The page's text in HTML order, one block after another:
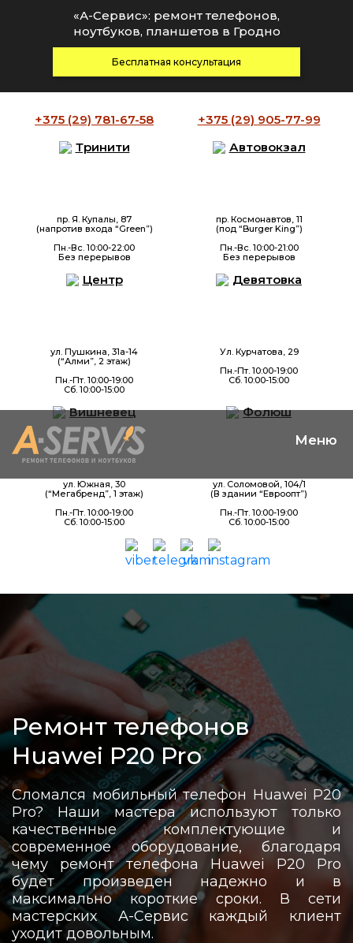
+375 (29) 781-67-58 +375 (29) 905-77-99
Тринити
пр. Я. Купалы, 87
(напротив входа “Green”)
Пн.-Вс. 10:00-22:00
Без перерывов
Автовокзал
пр. Космонавтов, 11
(под “Burger King”)
Пн.-Вс. 10:00-21:00
Без перерывов
Центр
ул. Пушкина, 31а-14
(“Алми”, 2 этаж)
Пн.-Пт. 10:00-19:00
Сб. 10:00-15:00
Девятовка
Ул. Курчатова, 29
Пн.-Пт. 10:00-19:00
Сб. 10:00-15:00
Вишневец
ул. Южная, 30
(“Мегабренд”, 1 этаж)
Пн.-Пт. 10:00-19:00
Сб. 10:00-15:00
Фолюш
ул. Соломовой, 104/1
(В здании “Евроопт”)
Пн.-Пт. 10:00-19:00
Сб. 10:00-15:00
«А-Сервис»: ремонт телефонов,
ноутбуков, планшетов в Гродно
Бесплатная консультация
Ремонт телефонов
Huawei P20 Pro
Сломался мобильный телефон Huawei P20
Pro? Наши мастера используют только
качественные комплектующие и
современное оборудование, благодаря
чему ремонт телефона Huawei P20 Pro
будет произведен надежно и в
максимально короткие сроки. В сети
мастерских А-Сервис каждый клиент
уходит довольным.